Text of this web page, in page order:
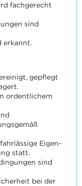
fachgerecht
sind
erkannt.
gepflegt
ordentlichem
Eigen-
statt.
sind
bei der